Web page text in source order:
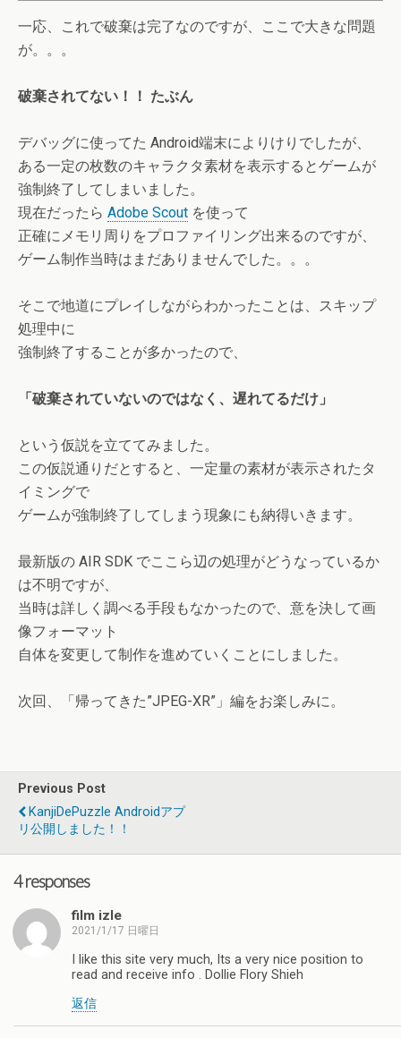
一応、これで破棄は完了なのですが、ここで大きな問題
が。。。
破棄されてない！！ たぶん
デバッグに使ってた Android端末によりけりでしたが、
ある一定の枚数のキャラクタ素材を表示するとゲームが
強制終了してしまいました。
現在だったら Adobe Scout を使って
正確にメモリ周りをプロファイリング出来るのですが、
ゲーム制作当時はまだありませんでした。。。
そこで地道にプレイしながらわかったことは、スキップ
処理中に
強制終了することが多かったので、
「破棄されていないのではなく、遅れてるだけ」
という仮説を立ててみました。
この仮説通りだとすると、一定量の素材が表示されたタ
イミングで
ゲームが強制終了してしまう現象にも納得いきます。
最新版の AIR SDK でここら辺の処理がどうなっているか
は不明ですが、
当時は詳しく調べる手段もなかったので、意を決して画
像フォーマット
自体を変更して制作を進めていくことにしました。
次回、「帰ってきた”JPEG-XR”」編をお楽しみに。
Previous Post
KanjiDePuzzle Androidアプ
リ公開しました！！
4 responses
film izle
2021/1/17 日曜日
I like this site very much, Its a very nice position to
read and receive info . Dollie Flory Shieh
返信